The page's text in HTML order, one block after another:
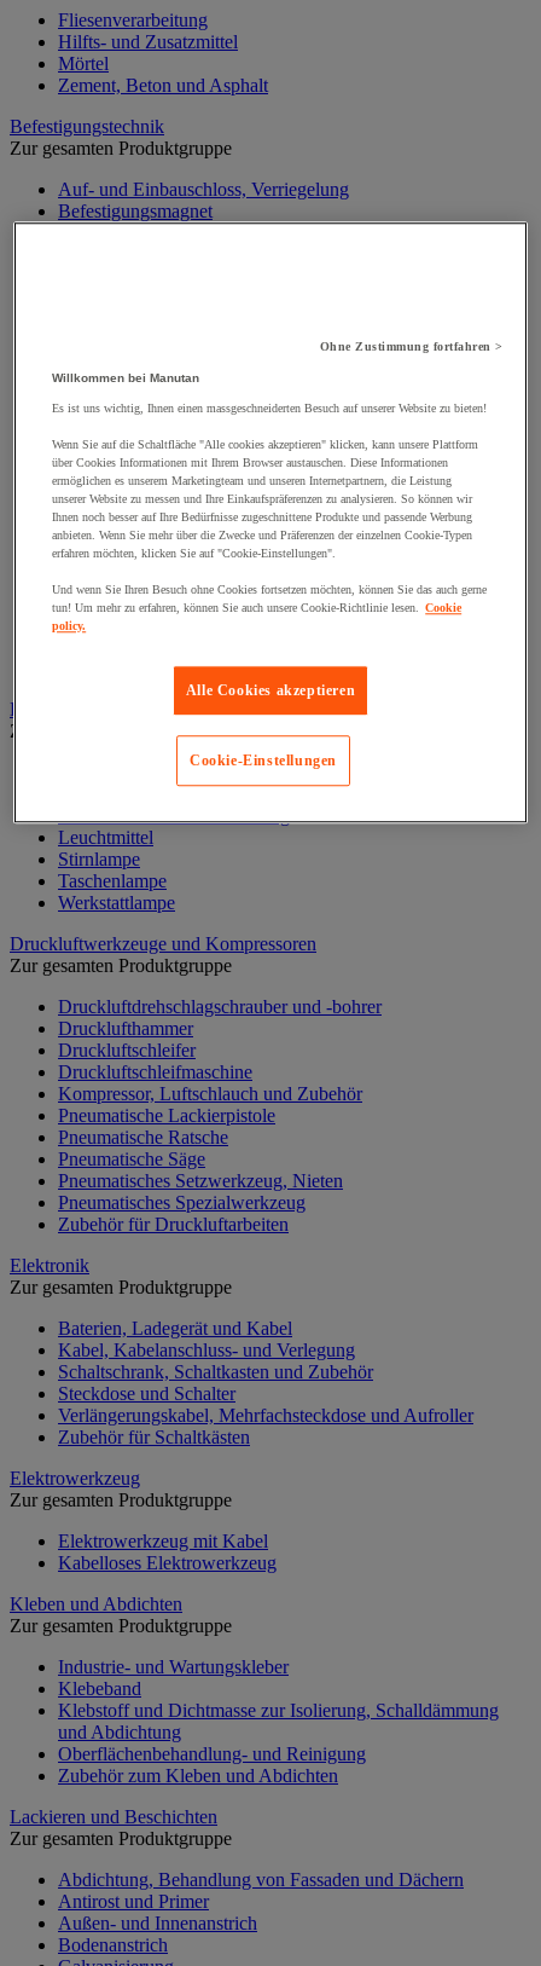
Fliesenverarbeitung
Hilfts- und Zusatzmittel
Mörtel
Zement, Beton und Asphalt
Befestigungstechnik
Zur gesamten Produktgruppe
Auf- und Einbauschloss, Verriegelung
Befestigungsmagnet
Nieten und Klammern
Nivellierungsfuß
Schließknopf und abschließbarer Griff
Schraube
Schraubstange
Spitzen, Nägel und Heftklammern
Stifte und Dübel
Tür-, Fenster- und Möbelgriff
Türbänder und-Türangeln
Unterlegscheiben
Verbindungsstück, Einlage, Feder und Gewindeeinsatz
Zubehör für Türen, Fenster und Tore
Beleuchtung
Zur gesamten Produktgruppe
Baustellenscheinwerfer
Leuchtmittel
Stirnlampe
Taschenlampe
Werkstattlampe
Druckluftwerkzeuge und Kompressoren
Zur gesamten Produktgruppe
Druckluftdrehschlagschrauber und -bohrer
Drucklufthammer
Druckluftschleifer
Druckluftschleifmaschine
Kompressor, Luftschlauch und Zubehör
Pneumatische Lackierpistole
Pneumatische Ratsche
Pneumatische Säge
Pneumatisches Setzwerkzeug, Nieten
Pneumatisches Spezialwerkzeug
Zubehör für Druckluftarbeiten
Elektronik
Zur gesamten Produktgruppe
Baterien, Ladegerät und Kabel
Kabel, Kabelanschluss- und Verlegung
Schaltschrank, Schaltkasten und Zubehör
Steckdose und Schalter
Verlängerungskabel, Mehrfachsteckdose und Aufroller
Zubehör für Schaltkästen
Elektrowerkzeug
Zur gesamten Produktgruppe
Elektrowerkzeug mit Kabel
Kabelloses Elektrowerkzeug
Kleben und Abdichten
Zur gesamten Produktgruppe
Industrie- und Wartungskleber
Klebeband
Klebstoff und Dichtmasse zur Isolierung, Schalldämmung
und Abdichtung
Oberflächenbehandlung- und Reinigung
Zubehör zum Kleben und Abdichten
Lackieren und Beschichten
Zur gesamten Produktgruppe
Abdichtung, Behandlung von Fassaden und Dächern
Antirost und Primer
Außen- und Innenanstrich
Bodenanstrich
Ohne Zustimmung fortfahren >
Willkommen bei Manutan
Es ist uns wichtig, Ihnen einen massgeschneiderten Besuch auf unserer Website zu bieten!
Wenn Sie auf die Schaltfläche "Alle cookies akzeptieren" klicken, kann unsere Plattform
über Cookies Informationen mit Ihrem Browser austauschen. Diese Informationen
ermöglichen es unserem Marketingteam und unseren Internetpartnern, die Leistung
unserer Website zu messen und Ihre Einkaufspräferenzen zu analysieren. So können wir
Ihnen noch besser auf Ihre Bedürfnisse zugeschnittene Produkte und passende Werbung
anbieten. Wenn Sie mehr über die Zwecke und Präferenzen der einzelnen Cookie-Typen
erfahren möchten, klicken Sie auf "Cookie-Einstellungen".
Und wenn Sie Ihren Besuch ohne Cookies fortsetzen möchten, können Sie das auch gerne
tun! Um mehr zu erfahren, können Sie auch unsere Cookie-Richtlinie lesen.
Cookie
policy.
Alle Cookies akzeptieren
Cookie-Einstellungen